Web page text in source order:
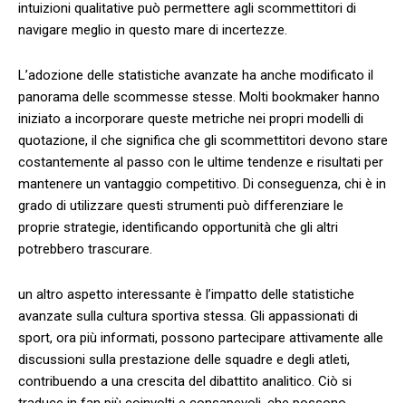
intuizioni qualitative⁣ può permettere agli scommettitori di
navigare meglio in questo mare di incertezze.
L’adozione delle ⁢statistiche‌ avanzate ⁤ha anche modificato ⁢il
panorama ⁢delle scommesse stesse. Molti bookmaker hanno
iniziato a incorporare queste‍ metriche nei propri modelli di
quotazione, il che significa⁢ che ‌gli scommettitori devono stare
costantemente al passo con le ​ultime‍ tendenze e risultati per
mantenere ⁤un vantaggio competitivo. Di ‍conseguenza, chi è in
grado di utilizzare questi strumenti può differenziare le
proprie strategie, identificando⁣ opportunità che gli ⁤altri​
potrebbero trascurare.
un altro aspetto interessante è l’impatto delle statistiche
avanzate ⁣sulla cultura sportiva stessa. Gli appassionati di
sport, ora più informati, possono partecipare attivamente‌ alle
discussioni sulla prestazione delle squadre e degli atleti,
contribuendo a una⁢ crescita del‍ dibattito analitico. Ciò si⁤